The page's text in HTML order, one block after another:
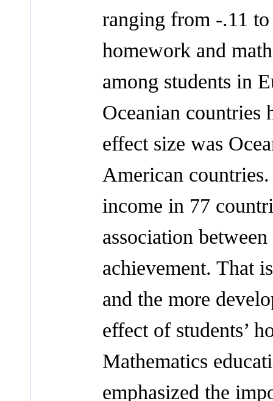
ranging from -.11
homework and
among students in
Oceanian countries
effect size was
American
income in 77
association
achievement. That
and the more
effect of students’
Mathematics
emphasized the